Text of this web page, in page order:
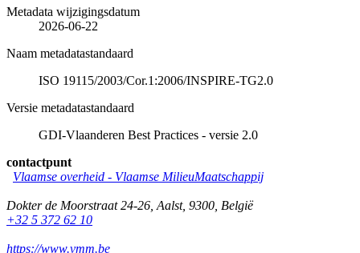
Metadata wijzigingsdatum
2026-06-22
Naam metadatastandaard
ISO 19115/2003/Cor.1:2006/INSPIRE-TG2.0
Versie metadatastandaard
GDI-Vlaanderen Best Practices - versie 2.0
contactpunt
Vlaamse overheid - Vlaamse MilieuMaatschappij
Dokter de Moorstraat 24-26 Aalst, 9300 België
+32 5 372 62 10
https://www.vmm.be